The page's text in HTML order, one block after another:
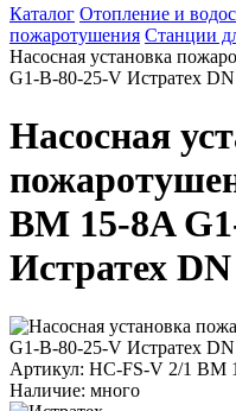
Каталог Отопление и
пожаротушения Станции
Насосная установка
G1-B-80-25-V Истратех DN
Насосная
BM 15-8A
Истратех
Артикул: HC-FS-V 2/1 BM
Наличие: много